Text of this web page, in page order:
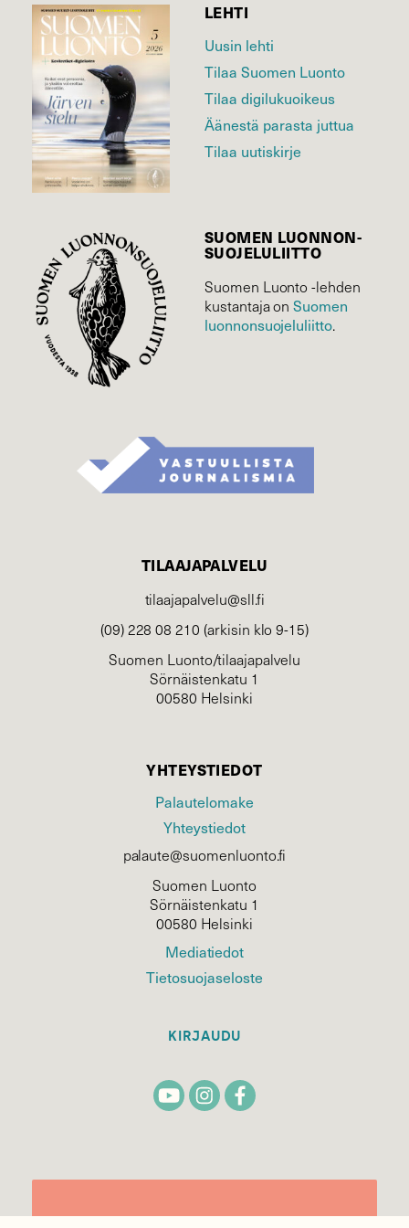
LEHTI
Uusin lehti
Tilaa Suomen Luonto
Tilaa digilukuoikeus
Äänestä parasta juttua
Tilaa uutiskirje
SUOMEN LUONNON­
SUOJELU­LIITTO
Suomen Luonto -lehden
kustantaja onSuomen
luonnonsuojelu­liitto.
TILAAJAPALVELU
tilaajapalvelu@sll.fi
(09) 228 08 210 (arkisin klo 9-15)
Suomen Luonto/tilaajapalvelu
Sörnäistenkatu 1
00580 Helsinki
YHTEYSTIEDOT
Palautelomake
Yhteystiedot
palaute@suomenluonto.fi
Suomen Luonto
Sörnäistenkatu 1
00580 Helsinki
Mediatiedot
Tietosuojaseloste
KIRJAUDU